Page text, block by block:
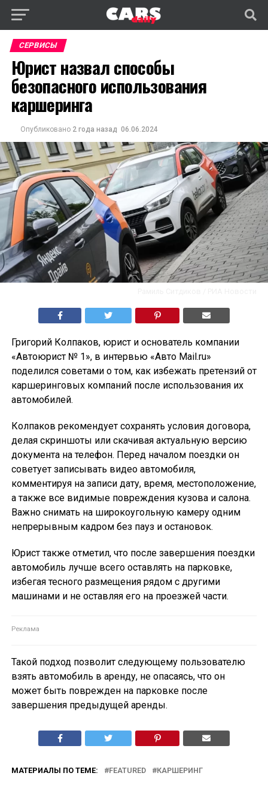
СЕРВИСЫ
Юрист назвал способы
безопасного использования
каршеринга
Опубликовано 2 года назад 06.06.2024
Григорий Колпаков, юрист и основатель компании
«Автоюрист № 1», в интервью «Авто Mail.ru»
поделился советами о том, как избежать претензий от
каршеринговых компаний после использования их
автомобилей.
Колпаков рекомендует сохранять условия договора,
делая скриншоты или скачивая актуальную версию
документа на телефон. Перед началом поездки он
советует записывать видео автомобиля,
комментируя на записи дату, время, местоположение,
а также все видимые повреждения кузова и салона.
Важно снимать на широкоугольную камеру одним
непрерывным кадром без пауз и остановок.
Юрист также отметил, что после завершения поездки
автомобиль лучше всего оставлять на парковке,
избегая тесного размещения рядом с другими
машинами и не оставляя его на проезжей части.
Такой подход позволит следующему пользователю
взять автомобиль в аренду, не опасаясь, что он
может быть поврежден на парковке после
завершения предыдущей аренды.
МАТЕРИАЛЫ ПО ТЕМЕ: FEATURED КАРШЕРИНГ